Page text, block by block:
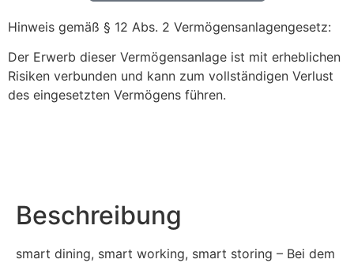
Hinweis gemäß § 12 Abs. 2 Vermögensanlagengesetz:
Der Erwerb dieser Vermögensanlage ist mit erheblichen
Risiken verbunden und kann zum vollständigen Verlust
des eingesetzten Vermögens führen.
Beschreibung
smart dining, smart working, smart storing – Bei dem